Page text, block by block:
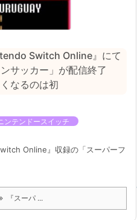
Switch Online』にて
サッカー」が配信終了
なるのは初
ンテンドースイッチ
Online』収録の「スーパーフ
『スーパ ...